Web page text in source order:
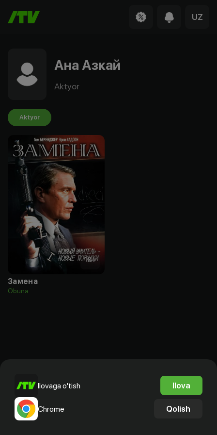
UZ
Ана Азкай
Aktyor
Aktyor
18+
Замена
Obuna
Ilovaga o'tish Ilova
Chrome Qolish